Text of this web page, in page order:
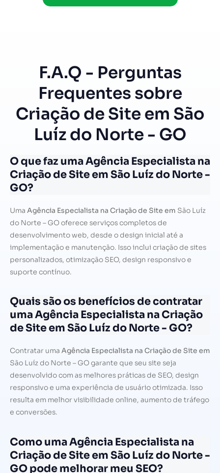
F.A.Q - Perguntas
Frequentes sobre
Criação de Site em São
Luíz do Norte - GO
O que faz uma Agência Especialista na
Criação de Site em São Luíz do Norte -
GO?
Uma Agência Especialista na Criação de Site em São Luíz
do Norte – GO oferece serviços completos de
desenvolvimento web, desde o design inicial até a
implementação e manutenção. Isso inclui criação de sites
personalizados, otimização SEO, design responsivo e
suporte contínuo.
Quais são os benefícios de contratar
uma Agência Especialista na Criação
de Site em São Luíz do Norte - GO?
Contratar uma Agência Especialista na Criação de Site em
São Luíz do Norte – GO garante que seu site seja
desenvolvido com as melhores práticas de SEO, design
responsivo e uma experiência de usuário otimizada. Isso
resulta em melhor visibilidade online, aumento de tráfego
e conversões.
Como uma Agência Especialista na
Criação de Site em São Luíz do Norte -
GO pode melhorar meu SEO?